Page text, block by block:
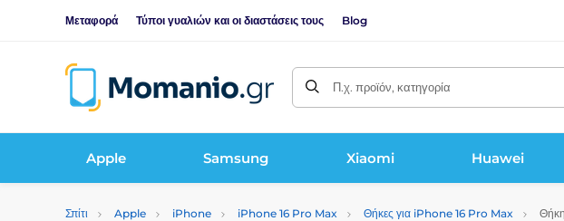
Μεταφορά Τύποι γυαλιών και οι διαστάσεις τους Blog
Π.χ. προϊόν, κατηγορία
Apple Samsung Xiaomi Huawei
Σπίτι Apple iPhone iPhone 16 Pro Max Θήκες για iPhone 16 Pro Max